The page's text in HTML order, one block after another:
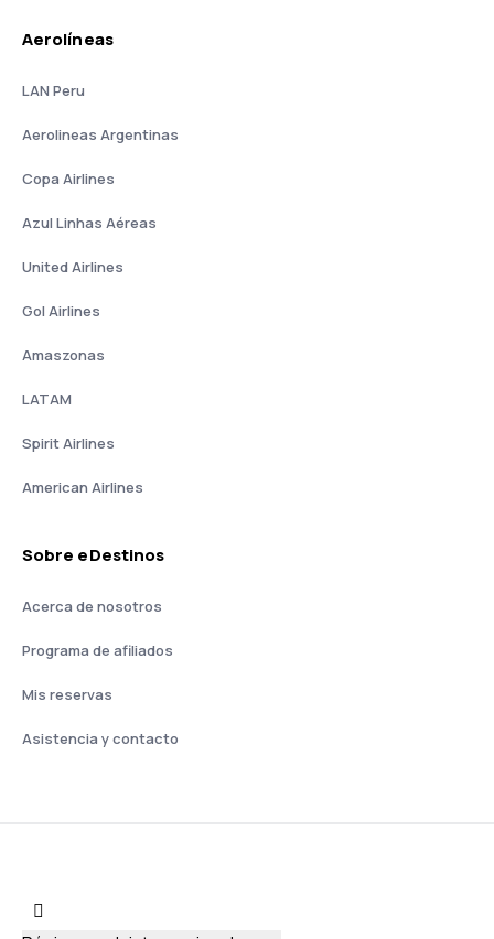
Aerolíneas
LAN Peru
Aerolineas Argentinas
Copa Airlines
Azul Linhas Aéreas
United Airlines
Gol Airlines
Amaszonas
LATAM
Spirit Airlines
American Airlines
Sobre eDestinos
Acerca de nosotros
Programa de afiliados
Mis reservas
Asistencia y contacto